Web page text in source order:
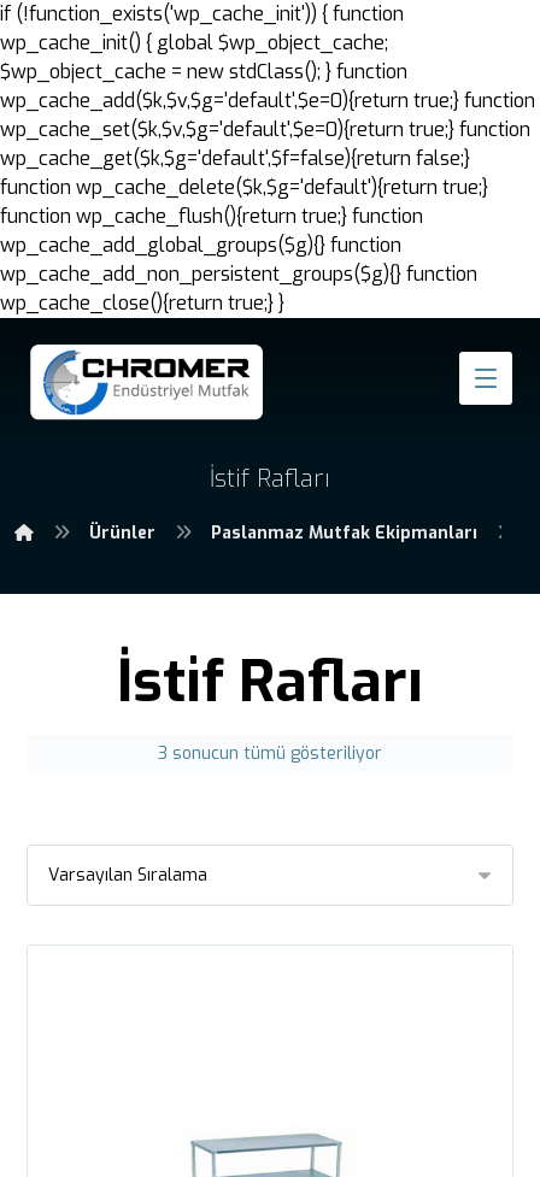
if (!function_exists('wp_cache_init')) { function
wp_cache_init() { global $wp_object_cache;
$wp_object_cache = new stdClass(); } function
wp_cache_add($k,$v,$g='default',$e=0){return true;} function
wp_cache_set($k,$v,$g='default',$e=0){return true;} function
wp_cache_get($k,$g='default',$f=false){return false;}
function wp_cache_delete($k,$g='default'){return true;}
function wp_cache_flush(){return true;} function
wp_cache_add_global_groups($g){} function
wp_cache_add_non_persistent_groups($g){} function
wp_cache_close(){return true;} }
İstif Rafları
Ürünler Paslanmaz Mutfak Ekipmanları
İstif Rafları
3 sonucun tümü gösteriliyor